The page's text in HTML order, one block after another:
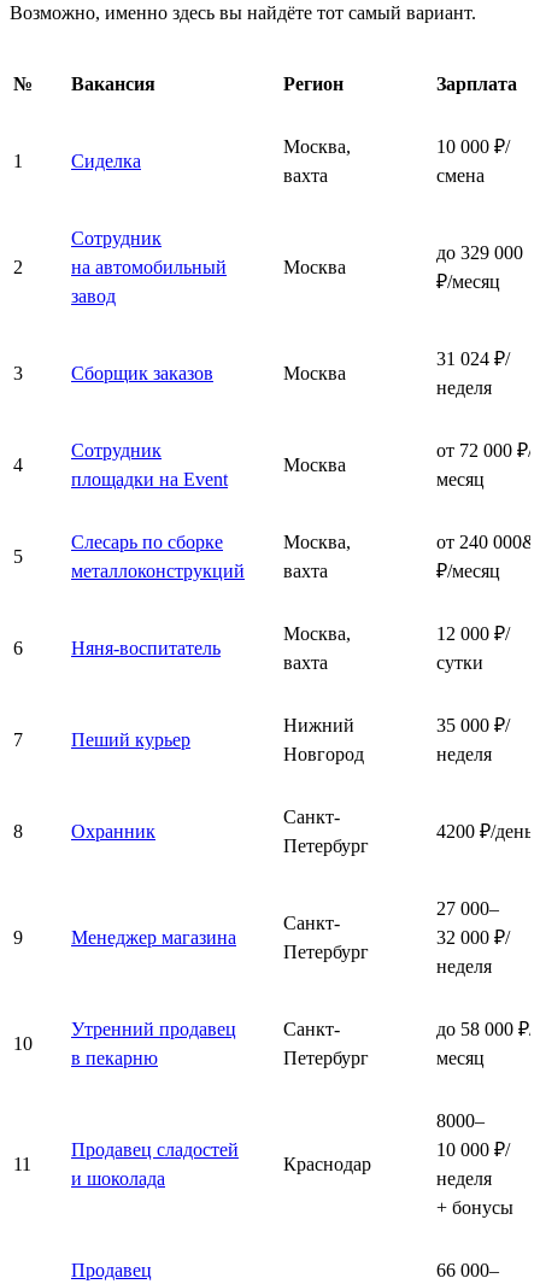
Возможно, именно здесь вы найдёте тот самый вариант.
№ Вакансия Регион Зарплата
1 Сиделка
Москва,
вахта
10 000 ₽/
смена
2
Сотрудник
на автомобильный
завод
Москва
до 329 000
₽/месяц
3 Сборщик заказов Москва
31 024 ₽/
неделя
4
Сотрудник
площадки на Event
Москва
от 72 000 ₽/
месяц
5
Слесарь по сборке
металлоконструкций
Москва,
вахта
от 240 000&
₽/месяц
6 Няня-воспитатель
Москва,
вахта
12 000 ₽/
сутки
7 Пеший курьер
Нижний
Новгород
35 000 ₽/
неделя
8 Охранник
Санкт-
Петербург
4200 ₽/день
9 Менеджер магазина
Санкт-
Петербург
27 000–
32 000 ₽/
неделя
10
Утренний продавец
в пекарню
Санкт-
Петербург
до 58 000 ₽/
месяц
11
Продавец сладостей
и шоколада
Краснодар
8000–
10 000 ₽/
неделя
+ бонусы
Продавец
66 000–